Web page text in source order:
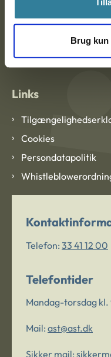
Brug kun
Om Ankestyrelsen
Blanketter og
Links
Cookies
Persondatapolitik
Telefon: 33 41 12 00
Telefontider
Mandag-torsdag kl.
Mail: ast@ast.dk
Sikker mail: